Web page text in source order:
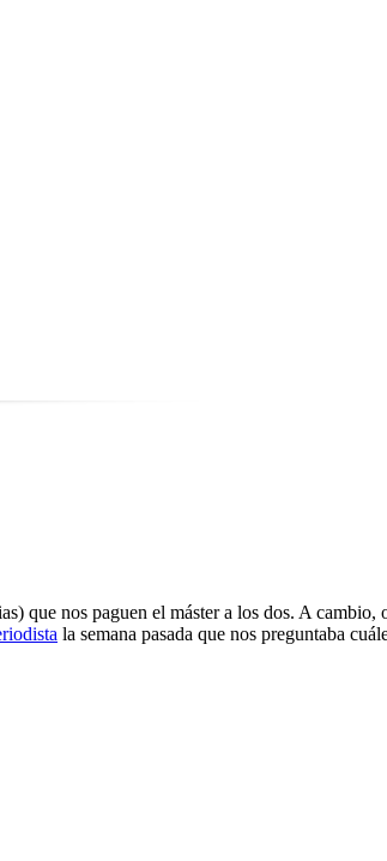
que nos paguen el máster a los dos. A
la semana pasada que nos preguntaba